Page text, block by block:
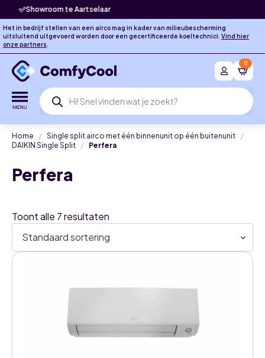
Het in bedrijf stellen van een airco mag in kader van milieubescherming
uitsluitend uitgevoerd worden door een gecertificeerde koeltechnici. Vind hier
onze partners.
Producten
zoeken
0
Home
Single split airco met één binnenunit op één buitenunit
DAIKIN Single Split
Perfera
Perfera
Toont alle 7 resultaten